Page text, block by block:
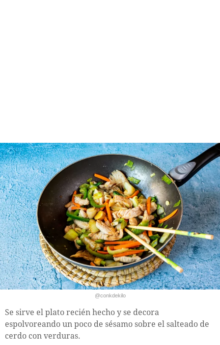
@conkdekilo
Se sirve el plato recién hecho y se decora
espolvoreando un poco de sésamo sobre el salteado de
cerdo con verduras.